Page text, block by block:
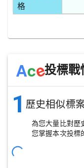
格
Ace投標戰
1 歷史相似標
為您大量比對歷
您掌握本次投標